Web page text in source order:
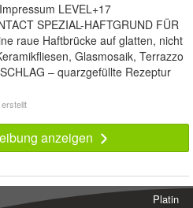
LEVEL+17
SPEZIAL-HAFTGRUND FÜR
raue Haftbrücke auf glatten, nicht
Glasmosaik, Terrazzo
– quarzgefüllte Rezeptur
anzeigen
Platin